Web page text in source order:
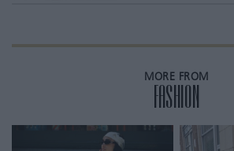
MORE FROM
FASHION